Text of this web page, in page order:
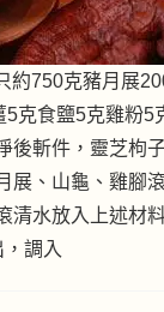
約750克豬月展
5克食鹽5克雞粉5
後斬件，靈芝枸
展、山龜、雞腳
清水放入上述材
調入